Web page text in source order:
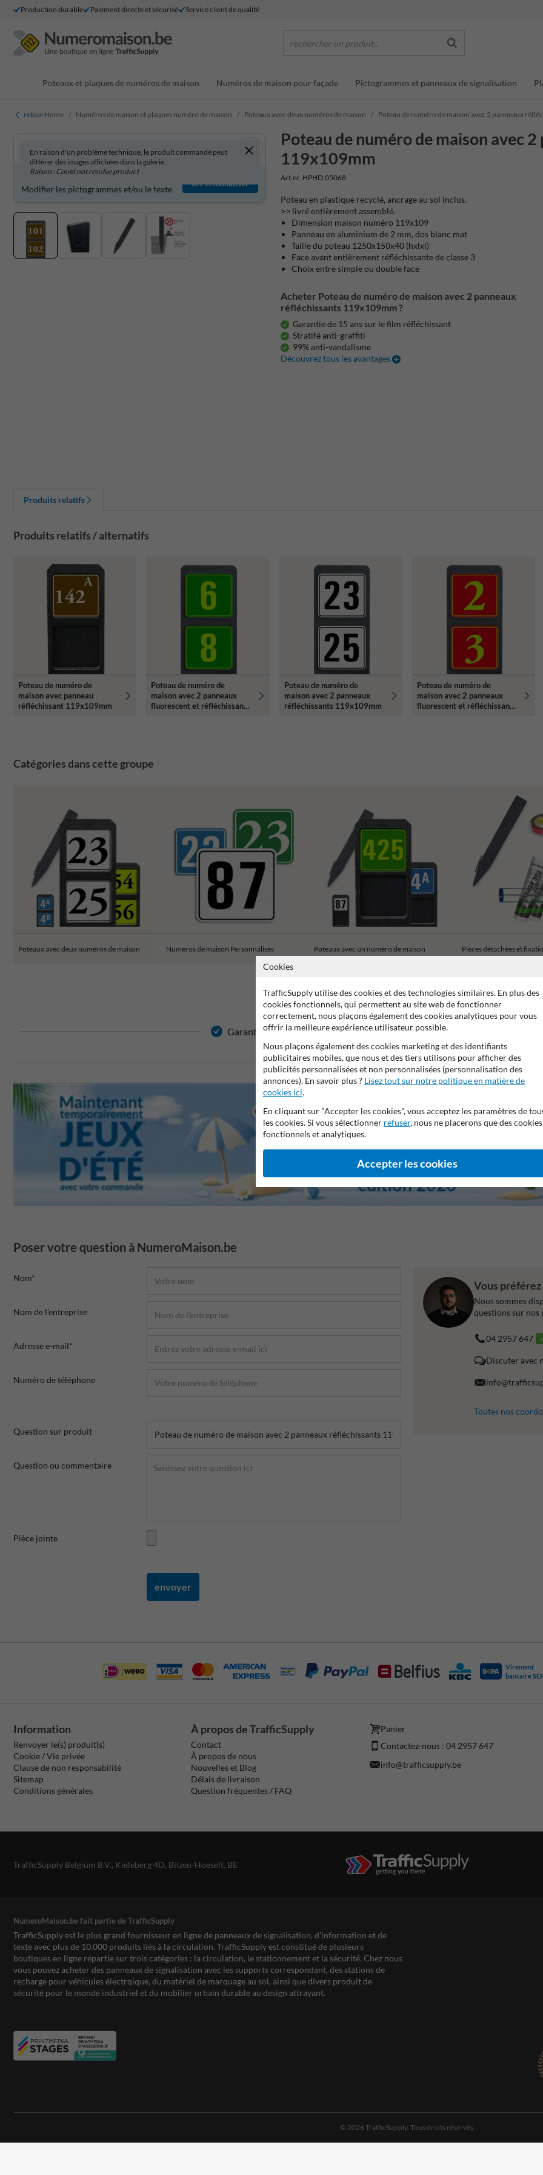
Production durable Paiement directe et sécurisé Service client de qualité
rechercher un produit...
Poteaux et plaques de numéros de maison Numéros de maison pour façade Pictogrammes et panneaux de signalisation
retourHome Numéros de maison et plaques numéro de maison Poteaux avec deux numéros de maison Poteau de numéro de maison avec 2 panneaux
Poteau de numéro de maison avec
119x109mm
Art.nr. HPHD.05068
En raison d'un problème technique, le produit commandé peut
différer des images affichées dans la galerie.
Raison : Could not resolve product
Produit personnalisable ?
Modifier les pictogrammes et/ou le texte
Personnaliser
Poteau en plastique recyclé, ancrage au sol inclus.
>> livré entièrement assemblé.
Dimension maison numéro 119x109
Panneau en aluminium de 2 mm, dos blanc mat
Taille du poteau 1250x150x40 (hxlxl)
Face avant entièrement réfléchissante de classe 3
Choix entre simple ou double face
Acheter Poteau de numéro de maison avec 2 panneaux
réfléchissants 119x109mm ?
Garantie de 15 ans sur le film réfléchissant
Stratifé anti-graffiti
99% anti-vandalisme
Découvrez tous les avantages
Produits relatifs
Produits relatifs / alternatifs
Poteau de numéro de
maison avec panneau
réfléchissant 119x109mm
Poteau de numéro de
maison avec 2 panneaux
fluorescent et réfléchissant -
Poteau de numéro de
maison avec 2 panneaux
réfléchissants 119x109mm
Poteau de numéro de
maison avec 2 panneaux
fluorescent et réfléchissant -
Catégories dans cette groupe
Poteaux avec deux numéros de maison Numéros de maison Personnalisés Poteaux avec un numéro de maison Pièces détachées et
Garantie de 15 ans sur le film réfléchissant Stratifé anti-graffiti 99%
Poser votre question à NumeroMaison.be
Nom*
Nom de l'entreprise
Adresse e-mail*
Numéro de téléphone
Question sur produit
Question ou commentaire
Pièce jointe
envoyer
Vous
Nous sommes
questions sur nos
04 2957 647
Discuter avec
Toutes nos
Virement
bancaire
Information
Renvoyer le(s) produit(s)
Cookie / Vie privée
Clause de non responsabilité
Sitemap
Conditions générales
À propos de TrafficSupply
Contact
À propos de nous
Nouvelles et Blog
Délais de livraison
Question fréquentes / FAQ
Panier
Contactez-nous : 04 2957 647
info@trafficsupply.be
TrafficSupply Belgium B.V., Kieleberg 4D, Bilzen-Hoeselt, BE
NumeroMaison.be fait partie de TrafficSupply
TrafficSupply est le plus grand fournisseur en ligne de panneaux de signalisation, d'information et de
texte avec plus de 10.000 produits liés à la circulation. TrafficSupply est constitué de plusieurs
boutiques en ligne répartie sur trois catégories : la circulation, le stationnement et la sécurité. Chez nous
vous pouvez acheter des panneaux de signalisation avec les supports correspondant, des stations de
recharge pour véhicules électrqique, du matériel de marquage au sol, ainsi que divers produit de
sécurité pour le monde industriel et du mobilier urbain durable au design attrayant.
© 2026 TrafficSupply. Tous droits réservés.
Cookies
TrafficSupply utilise des cookies et des technologies similaires. En plus des
cookies fonctionnels, qui permettent au site web de fonctionner
correctement, nous plaçons également des cookies analytiques pour vous
offrir la meilleure expérience utilisateur possible.
Nous plaçons également des cookies marketing et des identifiants
publicitaires mobiles, que nous et des tiers utilisons pour afficher des
publicités personnalisées et non personnalisées (personnalisation des
annonces). En savoir plus ? Lisez tout sur notre politique en matière de
cookies ici.
En cliquant sur "Accepter les cookies", vous acceptez les paramètres de
les cookies. Si vous sélectionner refuser, nous ne placerons que des cookies
fonctionnels et analytiques.
Accepter les cookies